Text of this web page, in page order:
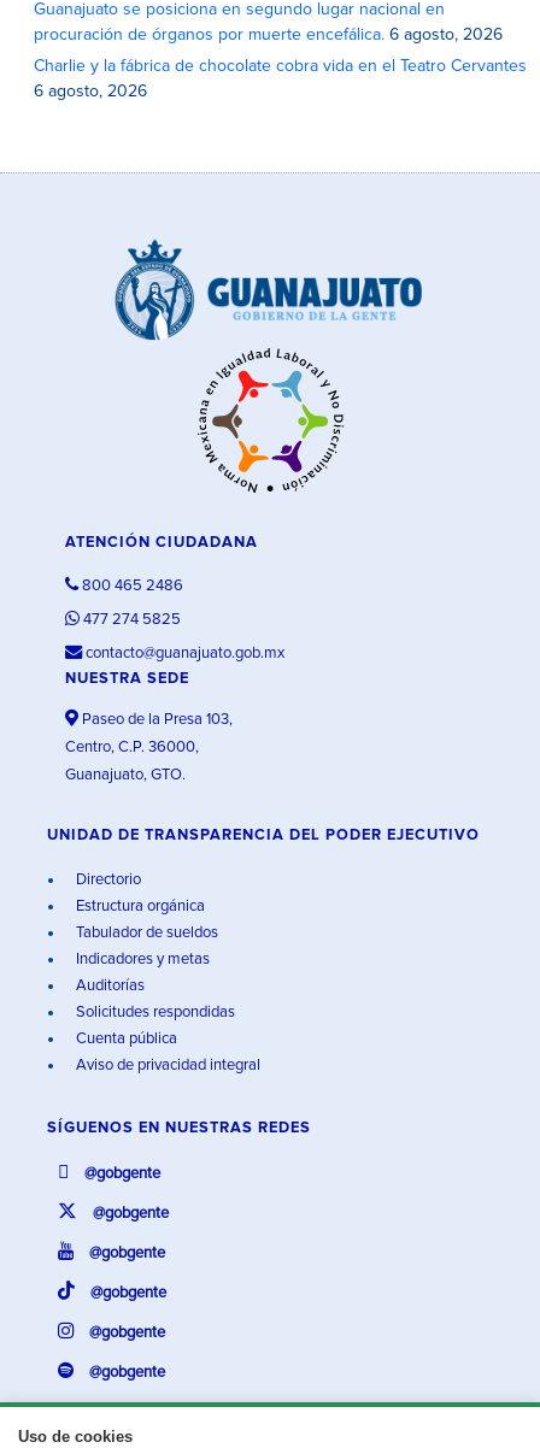
Guanajuato se posiciona en segundo lugar nacional en
procuración de órganos por muerte encefálica. 6 agosto, 2026
Charlie y la fábrica de chocolate cobra vida en el Teatro Cervantes
6 agosto, 2026
Uso de cookies
ATENCIÓN CIUDADANA
800 465 2486
477 274 5825
contacto@guanajuato.gob.mx
NUESTRA SEDE
Paseo de la Presa 103,
Centro, C.P. 36000,
Guanajuato, GTO.
UNIDAD DE TRANSPARENCIA DEL PODER EJECUTIVO
Directorio
Estructura orgánica
Tabulador de sueldos
Indicadores y metas
Auditorías
Solicitudes respondidas
Cuenta pública
Aviso de privacidad integral
SÍGUENOS EN NUESTRAS REDES
@gobgente
@gobgente
@gobgente
@gobgente
@gobgente
@gobgente